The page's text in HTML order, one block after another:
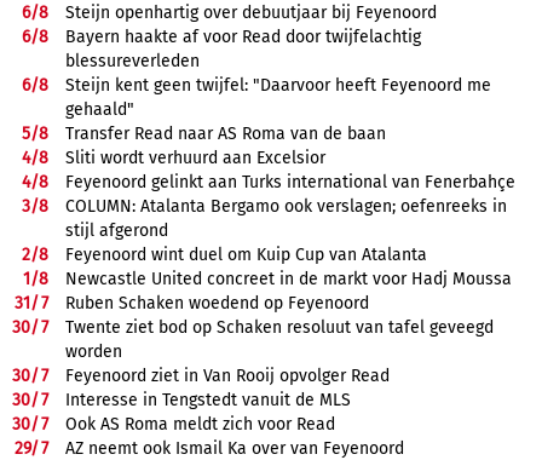
6/8
Steijn openhartig over debuutjaar bij Feyenoord
6/8
Bayern haakte af voor Read door twijfelachtig
blessureverleden
6/8
Steijn kent geen twijfel: "Daarvoor heeft Feyenoord me
gehaald"
5/8
Transfer Read naar AS Roma van de baan
4/8
Sliti wordt verhuurd aan Excelsior
4/8
Feyenoord gelinkt aan Turks international van Fenerbahçe
3/8
COLUMN: Atalanta Bergamo ook verslagen; oefenreeks in
stijl afgerond
2/8
Feyenoord wint duel om Kuip Cup van Atalanta
1/8
Newcastle United concreet in de markt voor Hadj Moussa
31/7
Ruben Schaken woedend op Feyenoord
30/7
Twente ziet bod op Schaken resoluut van tafel geveegd
worden
30/7
Feyenoord ziet in Van Rooij opvolger Read
30/7
Interesse in Tengstedt vanuit de MLS
30/7
Ook AS Roma meldt zich voor Read
29/7
AZ neemt ook Ismail Ka over van Feyenoord